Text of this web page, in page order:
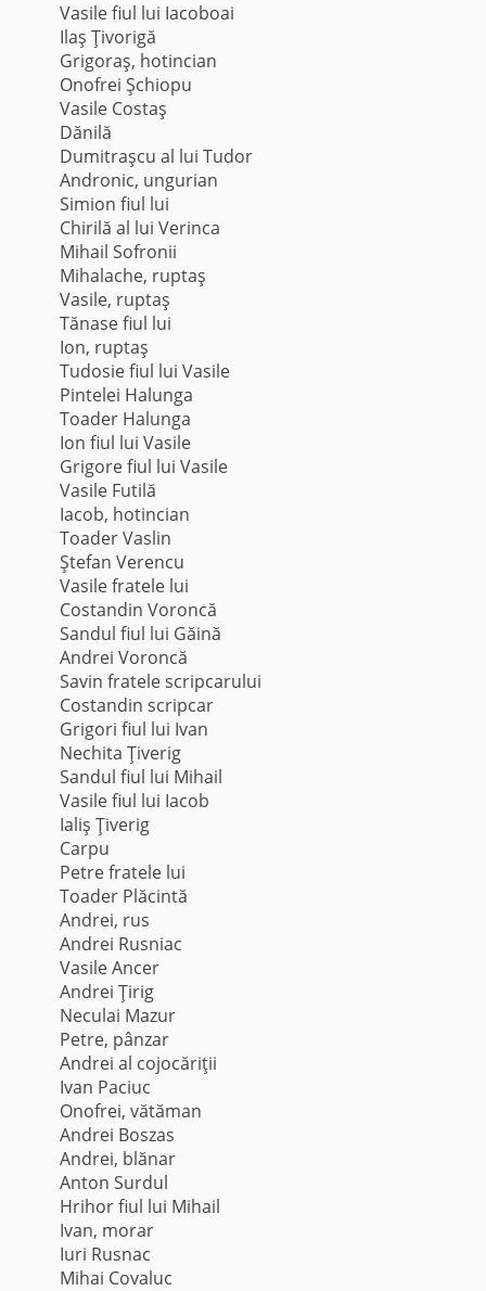
Vasile fiul lui Iacoboai
Ilaş Ţivorigă
Grigoraş, hotincian
Onofrei Şchiopu
Vasile Costaş
Dănilă
Dumitraşcu al lui Tudor
Andronic, ungurian
Simion fiul lui
Chirilă al lui Verinca
Mihail Sofronii
Mihalache, ruptaş
Vasile, ruptaş
Tănase fiul lui
Ion, ruptaş
Tudosie fiul lui Vasile
Pintelei Halunga
Toader Halunga
Ion fiul lui Vasile
Grigore fiul lui Vasile
Vasile Futilă
Iacob, hotincian
Toader Vaslin
Ştefan Verencu
Vasile fratele lui
Costandin Voroncă
Sandul fiul lui Găină
Andrei Voroncă
Savin fratele scripcarului
Costandin scripcar
Grigori fiul lui Ivan
Nechita Ţiverig
Sandul fiul lui Mihail
Vasile fiul lui Iacob
Ialiş Ţiverig
Carpu
Petre fratele lui
Toader Plăcintă
Andrei, rus
Andrei Rusniac
Vasile Ancer
Andrei Ţirig
Neculai Mazur
Petre, pânzar
Andrei al cojocăriţii
Ivan Paciuc
Onofrei, vătăman
Andrei Boszas
Andrei, blănar
Anton Surdul
Hrihor fiul lui Mihail
Ivan, morar
Iuri Rusnac
Mihai Covaluc